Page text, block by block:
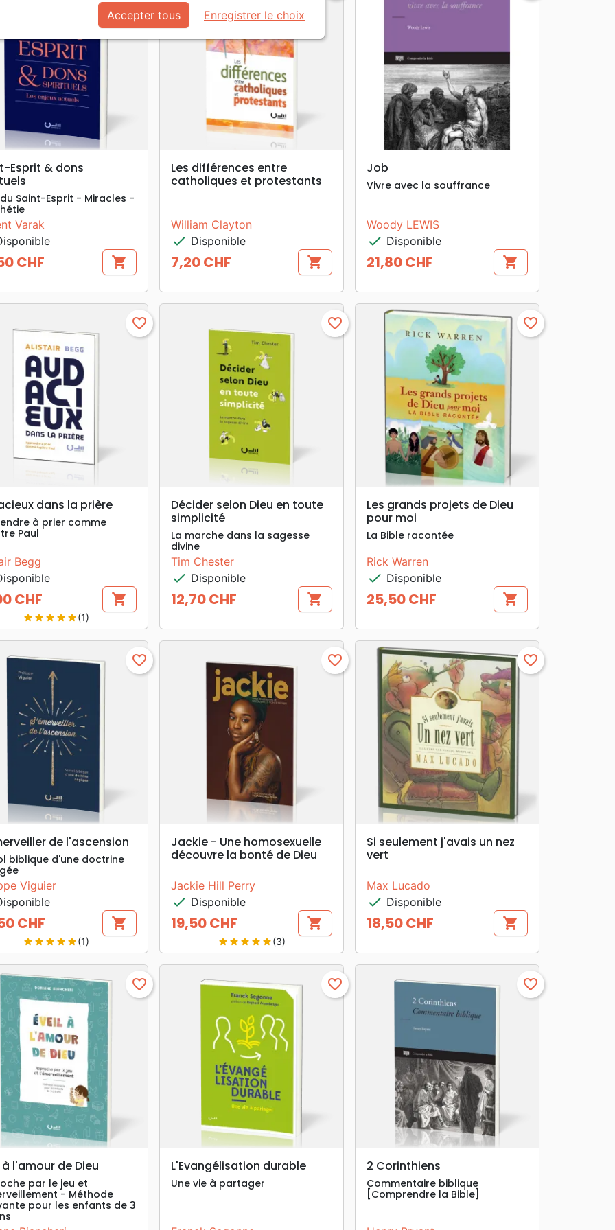
search APERÇU RAPIDE
Esprit & dons
Saint-Esprit - Miracles -
Varak
CHF shopping_cart
searchAPERÇU RAPIDE
Les différences entre
catholiques et protestants
William Clayton
check Disponible
Prix
7,20 CHF shopping_cart
Job
Vivre avec la souffrance
Woody LEWIS
check Disponible
Prix
21,80 CHF shopping_cart
search APERÇU RAPIDE
favorite_border
dans la prière
à prier comme
Paul
Begg
CHF shopping_cart
star star star star star(1)
search APERÇU RAPIDE
favorite_border
Décider selon Dieu en toute
simplicité
La marche dans la sagesse
divine
Tim Chester
check Disponible
Prix
12,70 CHF shopping_cart
search APERÇU RAPIDE
favorite_border
Les grands projets de Dieu
pour moi
La Bible racontée
Rick Warren
check Disponible
Prix
25,50 CHF shopping_cart
search APERÇU RAPIDE
favorite_border
de l'ascension
biblique d'une doctrine
Viguier
CHF shopping_cart
star star star star star(1)
search APERÇU RAPIDE
favorite_border
Jackie - Une homosexuelle
découvre la bonté de Dieu
Jackie Hill Perry
check Disponible
Prix
19,50 CHF shopping_cart
star star star star star(3)
search APERÇU RAPIDE
favorite_border
Si seulement j'avais un nez
vert
Max Lucado
check Disponible
Prix
18,50 CHF shopping_cart
search APERÇU RAPIDE
favorite_border
à l'amour de Dieu
par le jeu et
- Méthode
pour les enfants de 3
searchAPERÇU RAPIDE
favorite_border
L'Evangélisation durable
Une vie à partager
searchAPERÇU RAPIDE
favorite_border
2 Corinthiens
Commentaire biblique
[Comprendre la Bible]
Accepter tous Enregistrer le choix